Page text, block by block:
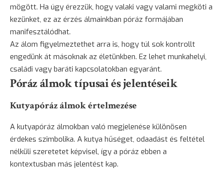
mögött. Ha úgy érezzük, hogy valaki vagy valami megköti a
kezünket, ez az érzés álmainkban póráz formájában
manifesztálódhat.
Az álom figyelmeztethet arra is, hogy túl sok kontrollt
engedünk át másoknak az életünkben. Ez lehet munkahelyi,
családi vagy baráti kapcsolatokban egyaránt.
Póráz álmok típusai és jelentéseik
Kutyapóráz álmok értelmezése
A kutyapóráz álmokban való megjelenése különösen
érdekes szimbolika. A kutya hűséget, odaadást és feltétel
nélküli szeretetet képvisel, így a póráz ebben a
kontextusban más jelentést kap.